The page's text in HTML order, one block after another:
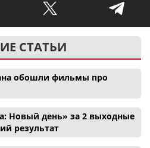
СТАТЬИ
обошли фильмы про
Новый день» за 2 выходные
результат